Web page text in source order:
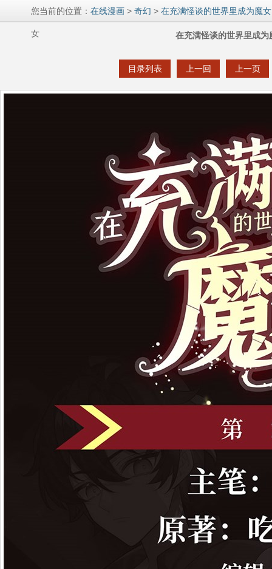
您当前的位置：在线漫画 >奇幻 >在充满怪谈的世界里成为魔女
女 在充满怪谈的世界里成
目录列表 上一回 上一页